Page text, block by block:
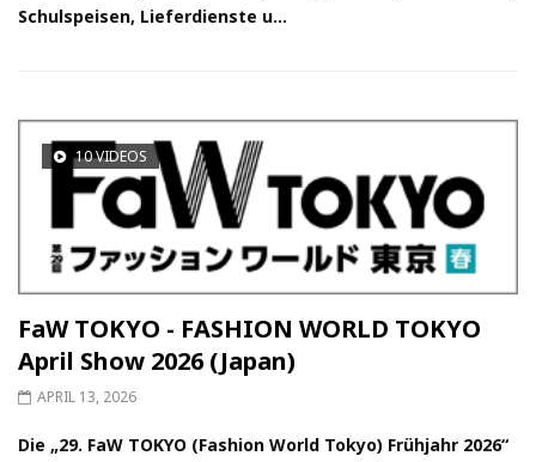
Schulspeisen, Lieferdienste u...
10 VIDEOS
FaW TOKYO - FASHION WORLD TOKYO
April Show 2026 (Japan)
APRIL 13, 2026
Die „29. FaW TOKYO (Fashion World Tokyo) Frühjahr 2026“